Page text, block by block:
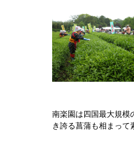
南楽園は四国最大規模
き誇る菖蒲も相まって